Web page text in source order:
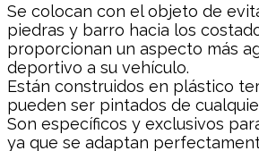
Se colocan con el objeto de
piedras y barro hacia los
proporcionan un aspecto más
deportivo a su vehículo.
Están construidos en plástico
pueden ser pintados de
Son específicos y exclusivos
ya que se adaptan